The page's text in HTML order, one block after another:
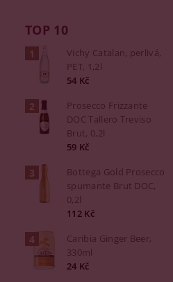
TOP 10
Vichy Catalan, perlivá,
PET, 1,2l
54 Kč
Prosecco Frizzante
DOC Tallero Treviso
Brut, 0,2l
59 Kč
Bottega Gold Prosecco
spumante Brut DOC,
0,2l
112 Kč
Caribia Ginger Beer,
330ml
24 Kč